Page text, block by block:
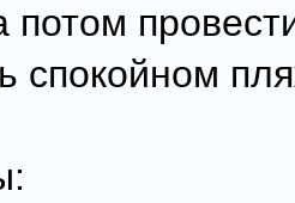
спокойном